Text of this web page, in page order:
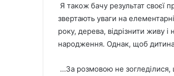
Я також бачу результат своєї
звертають уваги на
року, дерева, відрізнити живу
народження. Однак, щоб
…За розмовою не зогледілися,